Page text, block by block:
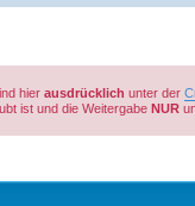
hier ausdrücklich unter der
ist und die Weitergabe NUR